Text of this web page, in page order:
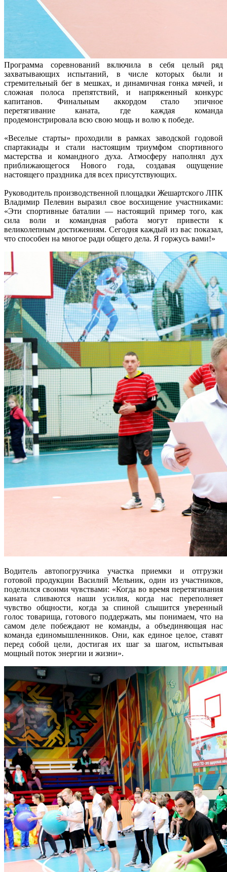
Программа соревнований включила в себя целый ряд
захватывающих испытаний, в числе которых были и
стремительный бег в мешках, и динамичная гонка мячей, и
сложная полоса препятствий, и напряженный конкурс
капитанов. Финальным аккордом стало эпичное
перетягивание каната, где каждая команда
продемонстрировала всю свою мощь и волю к победе.
«Веселые старты» проходили в рамках заводской годовой
спартакиады и стали настоящим триумфом спортивного
мастерства и командного духа. Атмосферу наполнял дух
приближающегося Нового года, создавая ощущение
настоящего праздника для всех присутствующих.
Руководитель производственной площадки Жешартского ЛПК
Владимир Пелевин выразил свое восхищение участниками:
«Эти спортивные баталии — настоящий пример того, как
сила воли и командная работа могут привести к
великолепным достижениям. Сегодня каждый из вас показал,
что способен на многое ради общего дела. Я горжусь вами!»
Водитель автопогрузчика участка приемки и отгрузки
готовой продукции Василий Мельник, один из участников,
поделился своими чувствами: «Когда во время перетягивания
каната сливаются наши усилия, когда нас переполняет
чувство общности, когда за спиной слышится уверенный
голос товарища, готового поддержать, мы понимаем, что на
самом деле побеждают не команды, а объединяющая нас
команда единомышленников. Они, как единое целое, ставят
перед собой цели, достигая их шаг за шагом, испытывая
мощный поток энергии и жизни».